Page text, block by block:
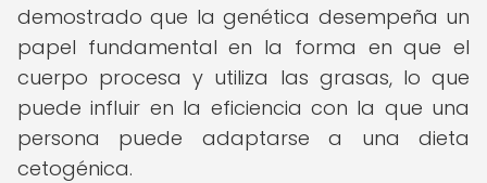
demostrado que la genética desempeña un
papel fundamental en la forma en que el
cuerpo procesa y utiliza las grasas, lo que
puede influir en la eficiencia con la que una
persona puede adaptarse a una dieta
cetogénica.